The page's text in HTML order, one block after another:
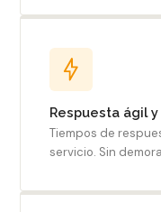
Respuesta ágil
Tiempos de
servicio. Sin